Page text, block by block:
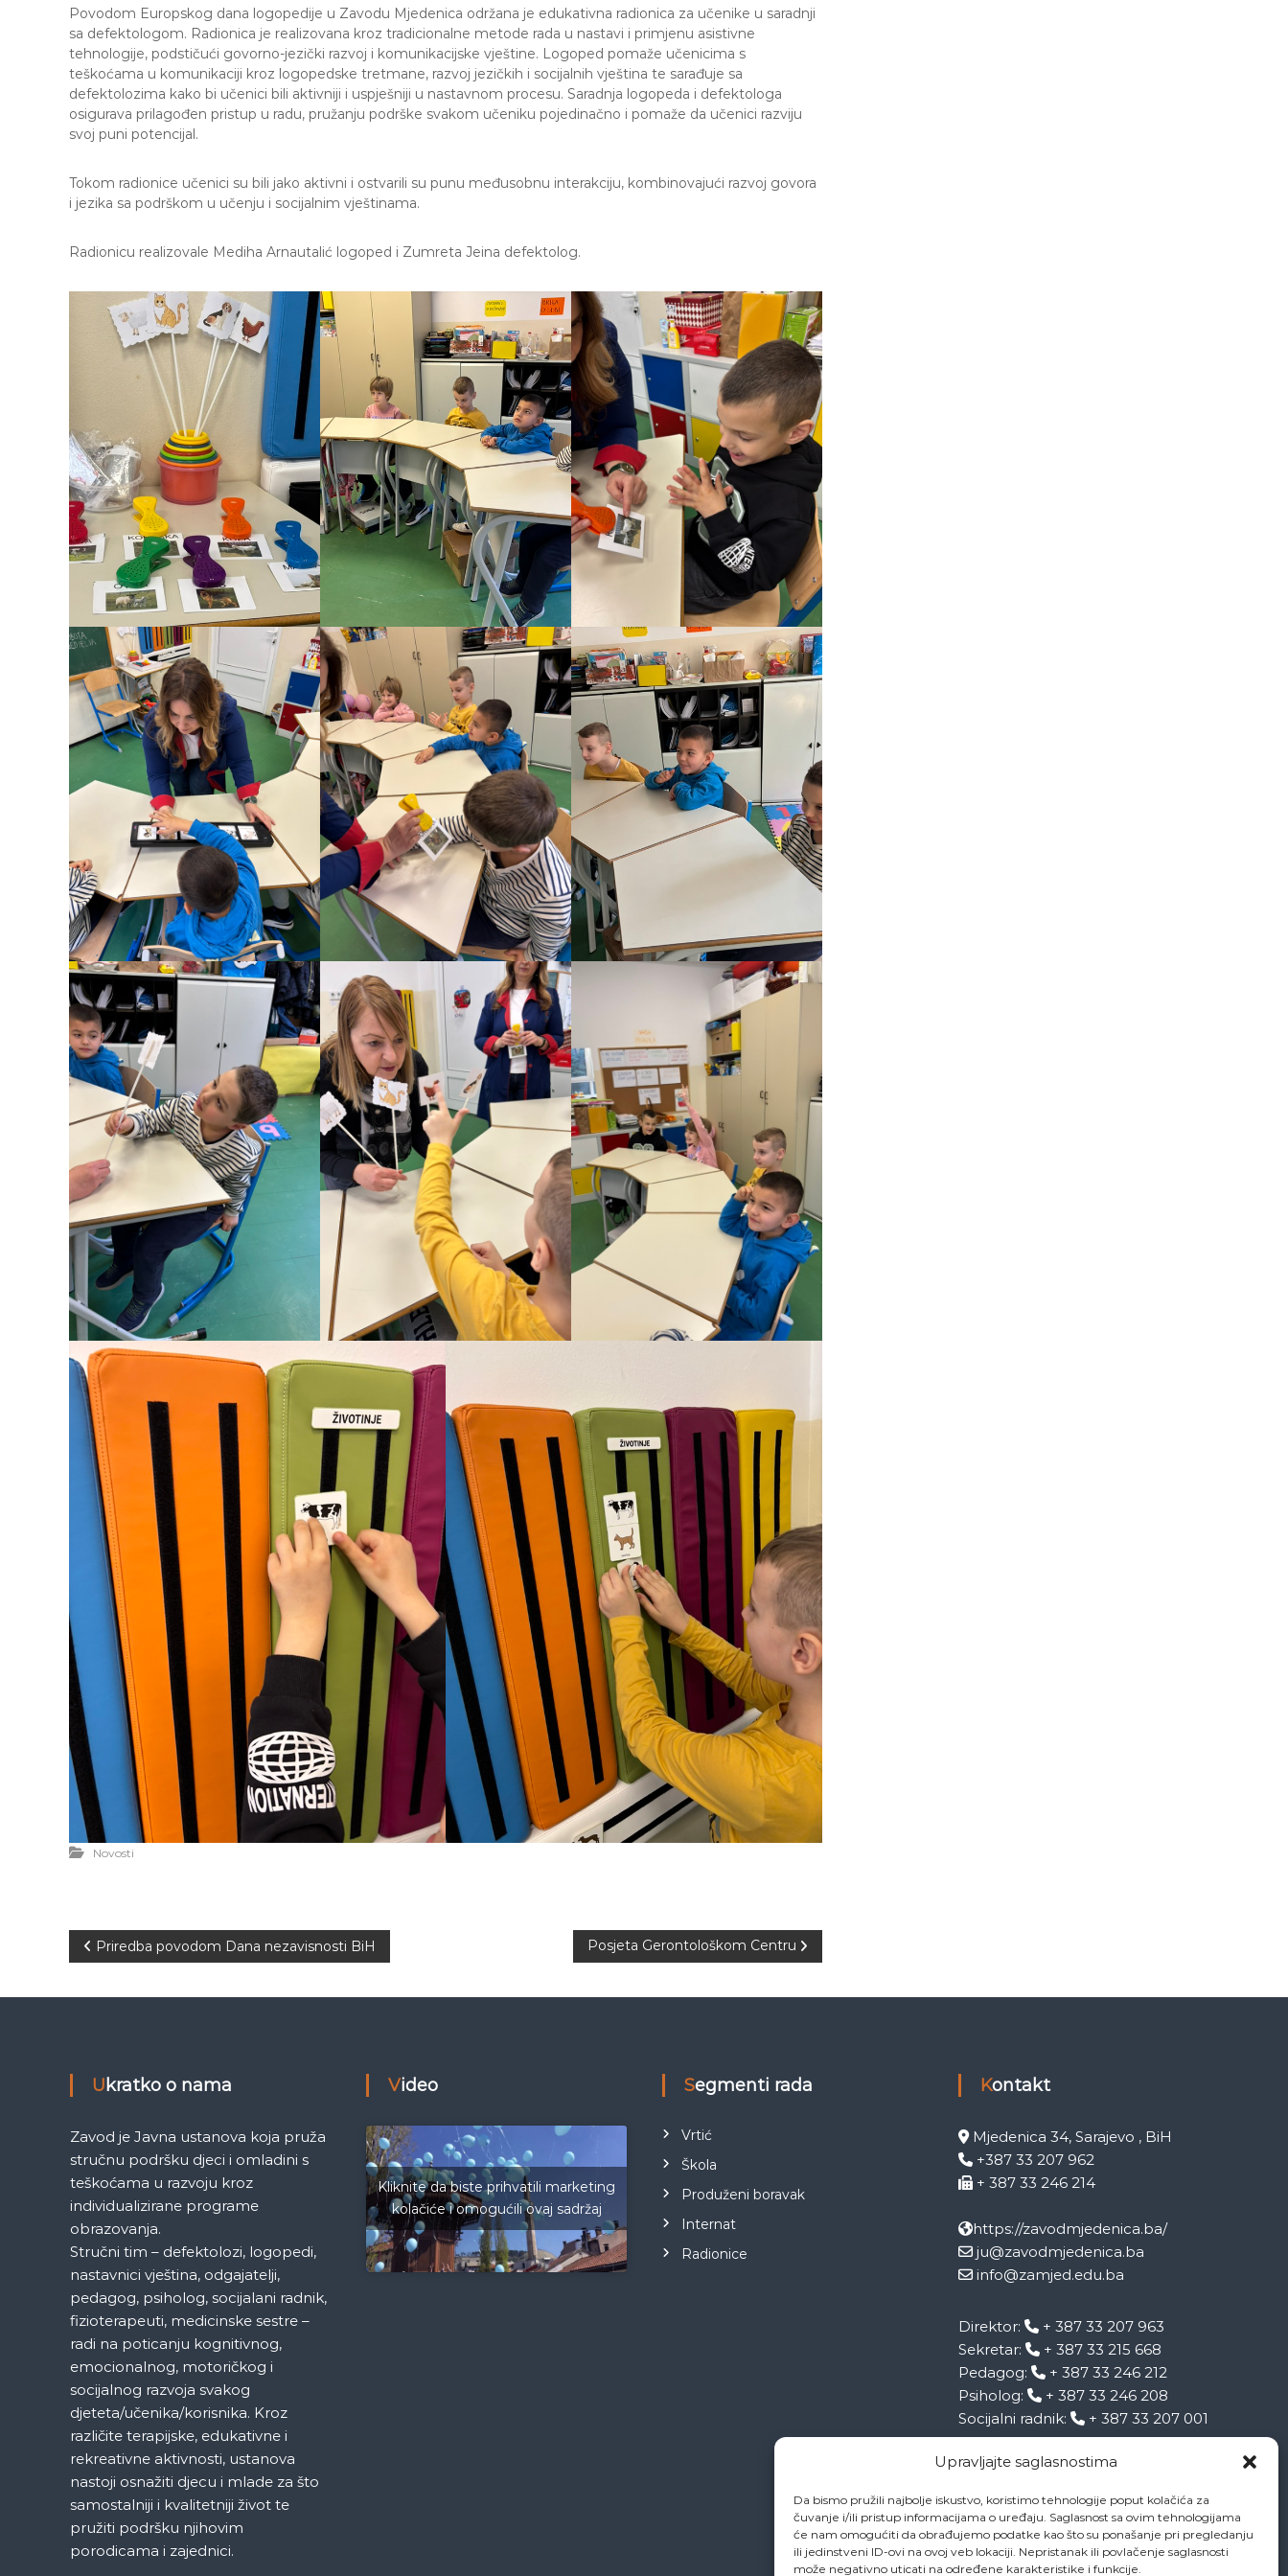
Upravljajte saglasnostima
Da bismo pružili najbolje iskustvo, koristimo tehnologije poput kolačića za
čuvanje i/ili pristup informacijama o uređaju. Saglasnost sa ovim tehnologijama
će nam omogućiti da obrađujemo podatke kao što su ponašanje pri pregledanju
ili jedinstveni ID-ovi na ovoj veb lokaciji. Nepristanak ili povlačenje saglasnosti
može negativno uticati na određene karakteristike i funkcije.
e
M
j
e
d
e
a
S
r
j
e
v
o
Povodom Europskog dana logopedije u Zavodu Mjedenica održana je edukativna radionica za učenike u saradnji
sa defektologom. Radionica je realizovana kroz tradicionalne metode rada u nastavi i primjenu asistivne
tehnologije, podstičući govorno-jezički razvoj i komunikacijske vještine. Logoped pomaže učenicima s
teškoćama u komunikaciji kroz logopedske tretmane, razvoj jezičkih i socijalnih vještina te sarađuje sa
defektolozima kako bi učenici bili aktivniji i uspješniji u nastavnom procesu. Saradnja logopeda i defektologa
osigurava prilagođen pristup u radu, pružanju podrške svakom učeniku pojedinačno i pomaže da učenici razviju
svoj puni potencijal.
Tokom radionice učenici su bili jako aktivni i ostvarili su punu međusobnu interakciju, kombinovajući razvoj govora
i jezika sa podrškom u učenju i socijalnim vještinama.
Radionicu realizovale Mediha Arnautalić logoped i Zumreta Jeina defektolog.
Novosti
N
a
i
g
a
c
i
j
a
č
l
a
n
a
Priredba povodom Dana nezavisnosti BiH Posjeta Gerontološkom Centru
Ukratko o nama
Zavod je Javna ustanova koja pruža
stručnu podršku djeci i omladini s
teškoćama u razvoju kroz
individualizirane programe
obrazovanja.
Stručni tim – defektolozi, logopedi,
nastavnici vještina, odgajatelji,
pedagog, psiholog, socijalani radnik,
fizioterapeuti, medicinske sestre –
radi na poticanju kognitivnog,
emocionalnog, motoričkog i
socijalnog razvoja svakog
djeteta/učenika/korisnika. Kroz
različite terapijske, edukativne i
rekreativne aktivnosti, ustanova
nastoji osnažiti djecu i mlade za što
samostalniji i kvalitetniji život te
pružiti podršku njihovim
porodicama i zajednici.
Video
Kliknite da biste prihvatili marketing
kolačiće i omogućili ovaj sadržaj
Segmenti rada
Vrtić
Škola
Produženi boravak
Internat
Radionice
Kontakt
Mjedenica 34, Sarajevo , BiH
+387 33 207 962
+ 387 33 246 214
https://zavodmjedenica.ba/
ju@zavodmjedenica.ba
info@zamjed.edu.ba
Direktor:
+ 387 33 207 963
Sekretar:
+ 387 33 215 668
Pedagog:
+ 387 33 246 212
Psiholog:
+ 387 33 246 208
Socijalni radnik:
+ 387 33 207 001